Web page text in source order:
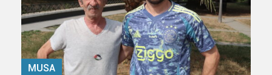
zure baimena Cookieen adierazpenean.
Webgune honek cookie propioak eta hirugarrenen cookie-
fitxategiak erabiltzen ditu. Zure esperientzia eta
zerbitzuak hobetzeko asmoz, cookie teknologiaz
MUSA